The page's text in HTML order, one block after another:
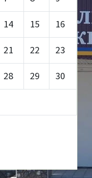
14 15 16
21 22 23
28 29 30